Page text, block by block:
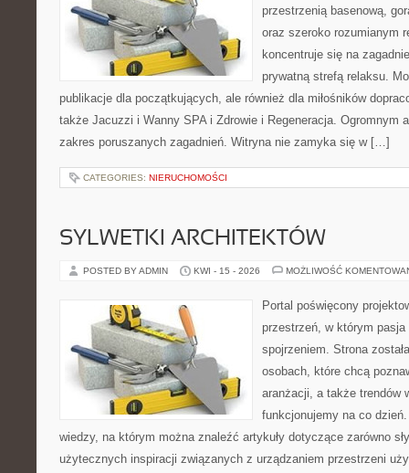
przestrzenią basenową,
oraz szeroko rozumianym
koncentruje się na
prywatną strefą relaksu.
publikacje dla początkujących, ale również dla miłośników
także Jacuzzi i Wanny SPA i Zdrowie i Regeneracja. Ogromnym
zakres poruszanych zagadnień. Witryna nie zamyka się w […]
CATEGORIES: NIERUCHOMOŚCI
SYLWETKI ARCHITEKTÓW
POSTED BY ADMIN KWI - 15 - 2026 MOŻLIWOŚĆ
Portal poświęcony
przestrzeń, w którym
spojrzeniem. Strona
osobach, które chcą
aranżacji, a także trendów
funkcjonujemy na co
wiedzy, na którym można znaleźć artykuły dotyczące zarówno
użytecznych inspiracji związanych z urządzaniem przestrzeni